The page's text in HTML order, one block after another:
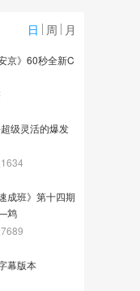
，致命的藤
绵魅惑登场。
日 周 月
京》60秒全新C
级灵活的爆发
成班》第十四期
鸩
幕版本